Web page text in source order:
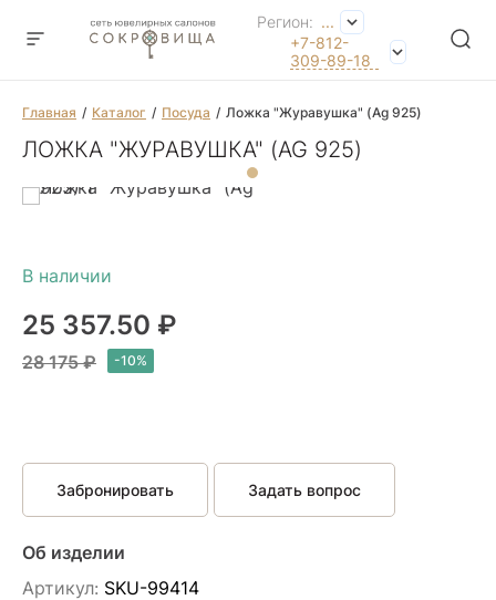
Регион: ...
+7-812-
309-89-18
Главная Каталог Посуда Ложка "Журавушка" (Ag 925)
ЛОЖКА "ЖУРАВУШКА" (AG 925)
25 357.50 ₽
28 175 ₽
Забронировать Задать вопрос
Об изделии
Артикул: SKU-99414